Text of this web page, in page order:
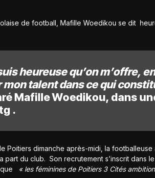
de football, Mafille Woedikou se dit
heureuse qu’on m’offre,
mon talent dans ce qui
Mafille Woedikou, dans
.
Poitiers dimanche après-midi, la footballeuse
part du club. Son recrutement s’inscrit dans
que
« les féminines de Poitiers 3 Cités